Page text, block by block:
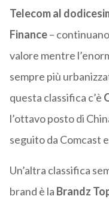
Telecom al
Finance–
valore mentre
sempre più
questa classifica c’è
l’ottavo posto di
seguito da Comcast
Un’altra classifica
brand è la Brandz